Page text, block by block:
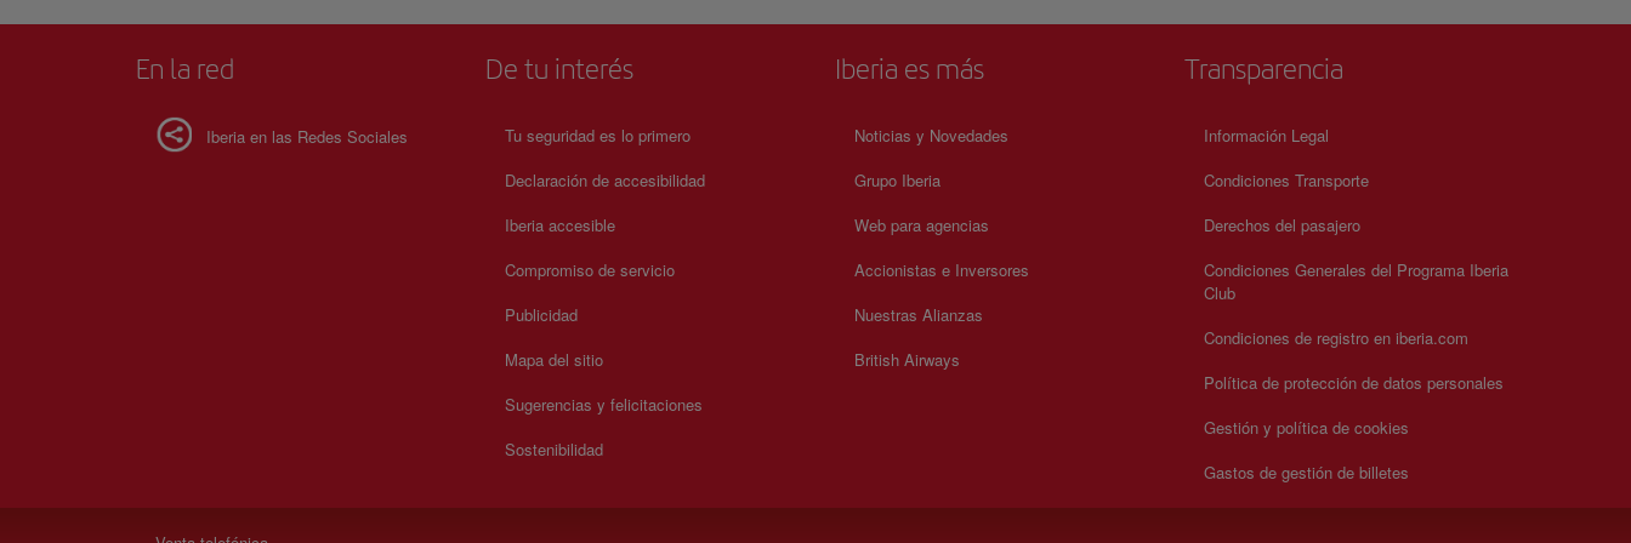
En la red
Iberia en las Redes Sociales
De tu interés
Tu seguridad es lo primero
Declaración de accesibilidad
Iberia accesible
Compromiso de servicio
Publicidad
Mapa del sitio
Sugerencias y felicitaciones
Sostenibilidad
Iberia es más
Noticias y Novedades
Grupo Iberia
Web para agencias
Accionistas e Inversores
Nuestras Alianzas
British Airways
Transparencia
Información Legal
Condiciones Transporte
Derechos del pasajero
Condiciones Generales del Programa Iberia
Club
Condiciones de registro en iberia.com
Política de protección de datos personales
Gestión y política de cookies
Gastos de gestión de billetes